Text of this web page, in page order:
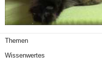
Themen
Wissenwertes